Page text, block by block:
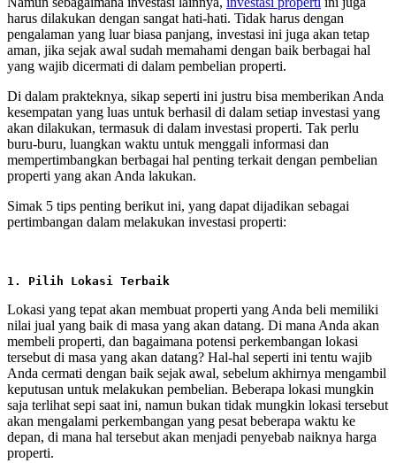
harus dilakukan dengan sangat hati-hati. Tidak harus dengan
pengalaman yang luar biasa panjang, investasi ini juga akan tetap
aman, jika sejak awal sudah memahami dengan baik berbagai hal
yang wajib dicermati di dalam pembelian properti.
Di dalam prakteknya, sikap seperti ini justru bisa memberikan Anda
kesempatan yang luas untuk berhasil di dalam setiap investasi yang
akan dilakukan, termasuk di dalam investasi properti. Tak perlu
buru-buru, luangkan waktu untuk menggali informasi dan
mempertimbangkan berbagai hal penting terkait dengan pembelian
properti yang akan Anda lakukan.
Simak 5 tips penting berikut ini, yang dapat dijadikan sebagai
pertimbangan dalam melakukan investasi properti:
1. Pilih Lokasi Terbaik
Lokasi yang tepat akan membuat properti yang Anda beli memiliki
nilai jual yang baik di masa yang akan datang. Di mana Anda akan
membeli properti, dan bagaimana potensi perkembangan lokasi
tersebut di masa yang akan datang? Hal-hal seperti ini tentu wajib
Anda cermati dengan baik sejak awal, sebelum akhirnya mengambil
keputusan untuk melakukan pembelian. Beberapa lokasi mungkin
saja terlihat sepi saat ini, namun bukan tidak mungkin lokasi tersebut
akan mengalami perkembangan yang pesat beberapa waktu ke
depan, di mana hal tersebut akan menjadi penyebab naiknya harga
properti.